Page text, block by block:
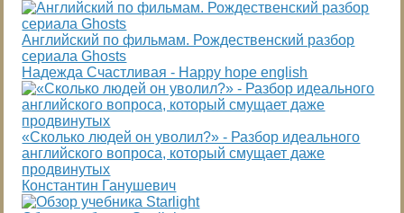
Английский по фильмам. Рождественский разбор
сериала Ghosts
Надежда Cчастливая - Happy hope english
«Сколько людей он уволил?» - Разбор идеального
английского вопроса, который смущает даже
продвинутых
Константин Ганушевич